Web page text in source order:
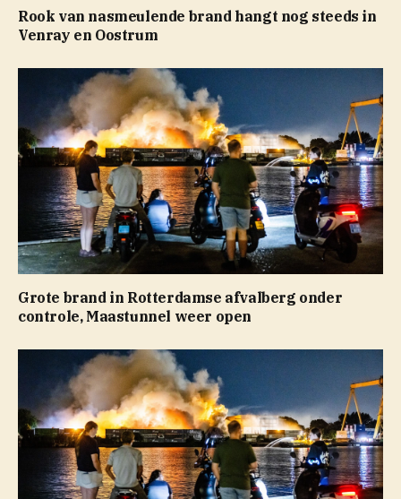
Rook van nasmeulende brand hangt nog steeds in
Venray en Oostrum
Grote brand in Rotterdamse afvalberg onder
controle, Maastunnel weer open